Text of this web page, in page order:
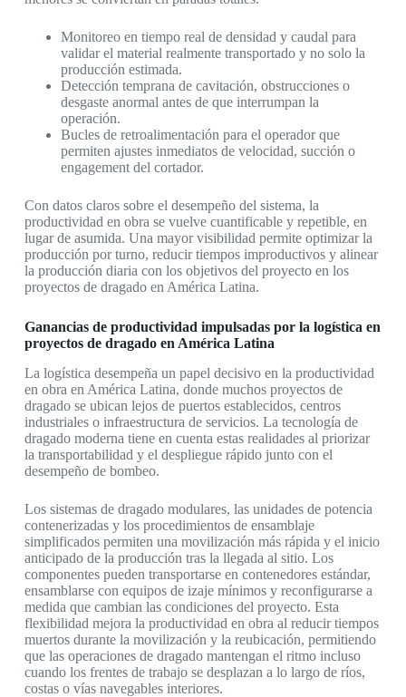
Monitoreo en tiempo real de densidad y caudal para
validar el material realmente transportado y no solo la
producción estimada.
Detección temprana de cavitación, obstrucciones o
desgaste anormal antes de que interrumpan la
operación.
Bucles de retroalimentación para el operador que
permiten ajustes inmediatos de velocidad, succión o
engagement del cortador.
Con datos claros sobre el desempeño del sistema, la
productividad en obra se vuelve cuantificable y repetible, en
lugar de asumida. Una mayor visibilidad permite optimizar la
producción por turno, reducir tiempos improductivos y alinear
la producción diaria con los objetivos del proyecto en los
proyectos de dragado en América Latina.
Ganancias de productividad impulsadas por la logística en
proyectos de dragado en América Latina
La logística desempeña un papel decisivo en la productividad
en obra en América Latina, donde muchos proyectos de
dragado se ubican lejos de puertos establecidos, centros
industriales o infraestructura de servicios. La tecnología de
dragado moderna tiene en cuenta estas realidades al priorizar
la transportabilidad y el despliegue rápido junto con el
desempeño de bombeo.
Los sistemas de dragado modulares, las unidades de potencia
contenerizadas y los procedimientos de ensamblaje
simplificados permiten una movilización más rápida y el inicio
anticipado de la producción tras la llegada al sitio. Los
componentes pueden transportarse en contenedores estándar,
ensamblarse con equipos de izaje mínimos y reconfigurarse a
medida que cambian las condiciones del proyecto. Esta
flexibilidad mejora la productividad en obra al reducir tiempos
muertos durante la movilización y la reubicación, permitiendo
que las operaciones de dragado mantengan el ritmo incluso
cuando los frentes de trabajo se desplazan a lo largo de ríos,
costas o vías navegables interiores.